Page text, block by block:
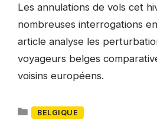
Les annulations de vols cet
nombreuses interrogations
article analyse les
voyageurs belges
voisins européens.
Catégories
BELGIQUE